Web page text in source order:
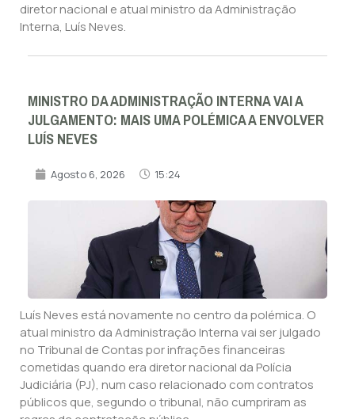
diretor nacional e atual ministro da Administração
Interna, Luís Neves.
MINISTRO DA ADMINISTRAÇÃO INTERNA VAI A
JULGAMENTO: MAIS UMA POLÉMICA A ENVOLVER
LUÍS NEVES
Agosto 6, 2026 15:24
Luís Neves está novamente no centro da polémica. O
atual ministro da Administração Interna vai ser julgado
no Tribunal de Contas por infrações financeiras
cometidas quando era diretor nacional da Polícia
Judiciária (PJ), num caso relacionado com contratos
públicos que, segundo o tribunal, não cumpriram as